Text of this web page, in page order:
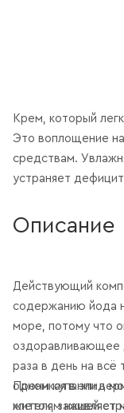
Крем, который
Это воплощение
средствам.
устраняет
Описание
Действующий
содержанию йода
море, потому что
оздоравливающее
раза в день на всё
одном купании в
жителям нашей
Проникая в
клеток, заживляет